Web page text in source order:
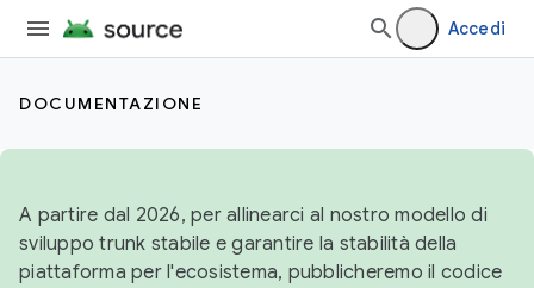
Accedi
DOCUMENTAZIONE
A partire dal 2026, per allinearci al nostro modello di
sviluppo trunk stabile e garantire la stabilità della
piattaforma per l'ecosistema, pubblicheremo il codice